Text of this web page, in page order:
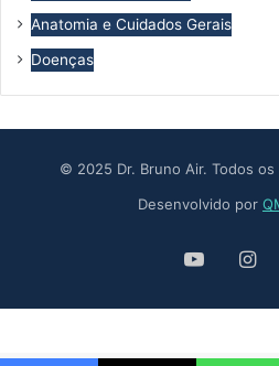
Anatomia e Cuidados Gerais
Doenças
© 2025 Dr. Bruno Air. Todos
Desenvolvido por
YouTube